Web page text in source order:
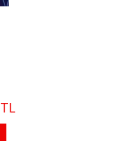
TL